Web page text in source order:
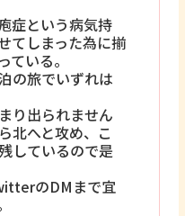
症という病気持
てしまった為に揃
ている。
の旅でいずれは
り出られません
北へと攻め、こ
しているので是
のDMまで宜